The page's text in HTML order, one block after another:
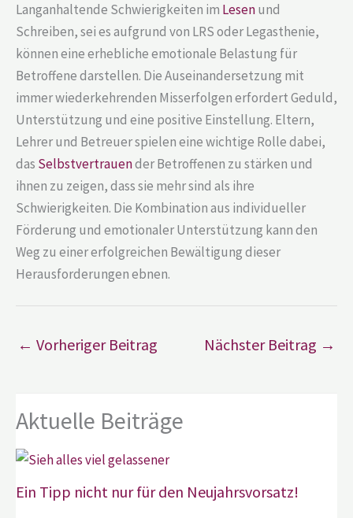
Langanhaltende Schwierigkeiten im Lesenund
Schreiben, sei es aufgrund von LRS oder Legasthenie,
können eine erhebliche emotionale Belastung für
Betroffene darstellen. Die Auseinandersetzung mit
immer wiederkehrenden Misserfolgen erfordert Geduld,
Unterstützung und eine positive Einstellung. Eltern,
Lehrer und Betreuer spielen eine wichtige Rolle dabei,
das Selbstvertrauender Betroffenen zu stärken und
ihnen zu zeigen, dass sie mehr sind als ihre
Schwierigkeiten. Die Kombination aus individueller
Förderung und emotionaler Unterstützung kann den
Weg zu einer erfolgreichen Bewältigung dieser
Herausforderungen ebnen.
← Vorheriger Beitrag Nächster Beitrag →
Aktuelle Beiträge
Ein Tipp nicht nur für den Neujahrsvorsatz!